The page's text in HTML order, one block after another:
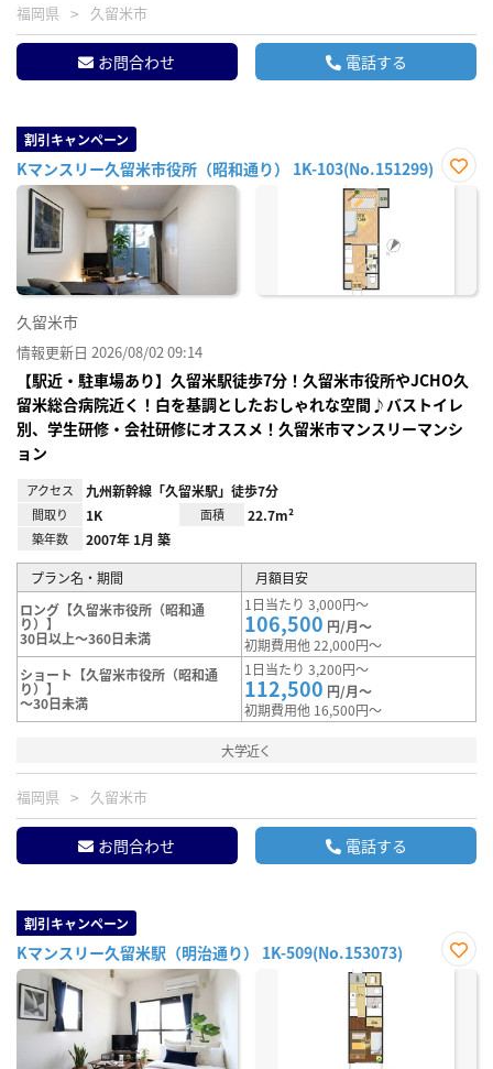
福岡県 久留米市
お問合わせ 電話する
割引キャンペーン
Kマンスリー久留米市役所（昭和通り） 1K-103(No.151299)
お気
久留米市
情報更新日 2026/08/02 09:14
【駅近・駐車場あり】久留米駅徒歩7分！久留米市役所やJCHO久
留米総合病院近く！白を基調としたおしゃれな空間♪バストイレ
別、学生研修・会社研修にオススメ！久留米市マンスリーマンシ
ョン
アクセス 九州新幹線「久留米駅」徒歩7分
間取り 1K 面積 22.7m²
築年数 2007年 1月 築
プラン名・期間
月額目安
ロング【久留米市役所（昭和通
り）】
30日以上～360日未満
1日当たり 3,000円～
106,500 円/月～
初期費用他 22,000円～
ショート【久留米市役所（昭和通
り）】
～30日未満
1日当たり 3,200円～
112,500 円/月～
初期費用他 16,500円～
大学近く
福岡県 久留米市
お問合わせ 電話する
割引キャンペーン
Kマンスリー久留米駅（明治通り） 1K-509(No.153073)
お気